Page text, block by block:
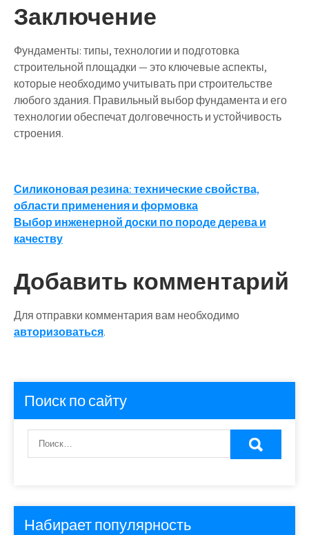
Заключение
Фундаменты: типы, технологии и подготовка
строительной площадки — это ключевые аспекты,
которые необходимо учитывать при строительстве
любого здания. Правильный выбор фундамента и его
технологии обеспечат долговечность и устойчивость
строения.
Навигация
по
записям
Силиконовая резина: технические свойства,
области применения и формовка
Выбор инженерной доски по породе дерева и
качеству
Добавить комментарий
Для отправки комментария вам необходимо
авторизоваться.
Поиск по сайту
Набирает популярность